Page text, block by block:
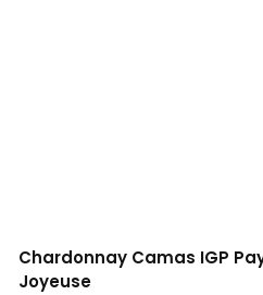
Chardonnay Camas IGP
Joyeuse